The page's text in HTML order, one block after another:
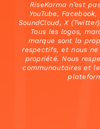
RiseKarma n’est
YouTube,
SoundCloud, X
Tous les logos,
marque sont la
respectifs, et nous
propriété. Nous
communautaires et